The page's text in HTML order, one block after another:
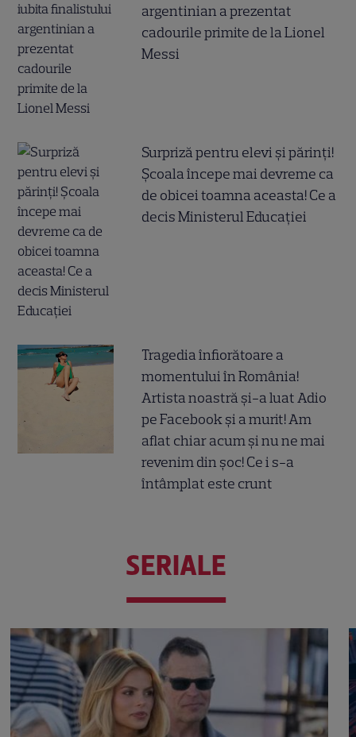
argentinian a prezentat
cadourile primite de la Lionel
Messi
Surpriză pentru elevi și părinți!
Școala începe mai devreme ca
de obicei toamna aceasta! Ce a
decis Ministerul Educației
Tragedia înfiorătoare a
momentului în România!
Artista noastră și-a luat Adio
pe Facebook și a murit! Am
aflat chiar acum și nu ne mai
revenim din șoc! Ce i s-a
întâmplat este crunt
SERIALE